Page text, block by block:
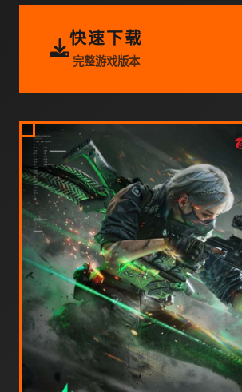
快速下载
完整游戏版本